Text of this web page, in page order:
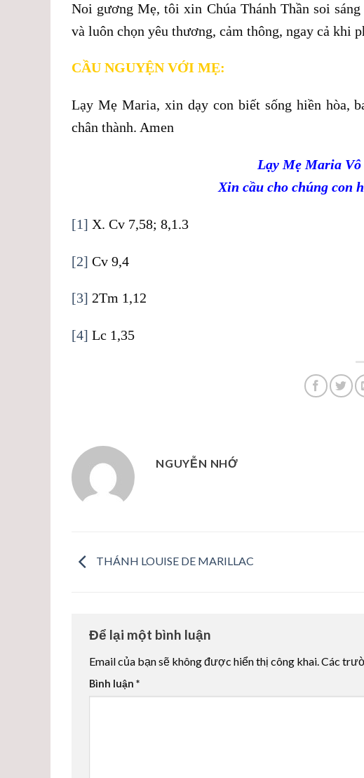
Noi gương Mẹ, tôi xin Chúa Thánh Thần soi
và luôn chọn yêu thương, cảm thông, ngay cả khi
CẦU NGUYỆN VỚI MẸ:
Lạy Mẹ Maria, xin dạy con biết sống hiền hòa,
chân thành. Amen
Lạy Mẹ Maria
Xin cầu cho chúng con
[1] X. Cv 7,58; 8,1.3
[2] Cv 9,4
[3] 2Tm 1,12
[4] Lc 1,35
NGUYỄN NHỚ
THÁNH LOUISE DE MARILLAC
Để lại một bình luận
Email của bạn sẽ không được hiển thị công khai.Các
Bình luận *